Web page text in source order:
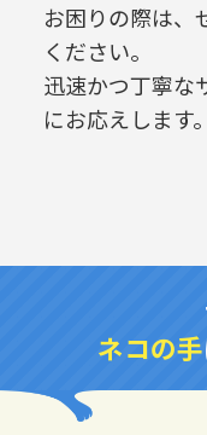
お困りの際は、
ください。
迅速かつ丁寧な
にお応えします。
ネコの手